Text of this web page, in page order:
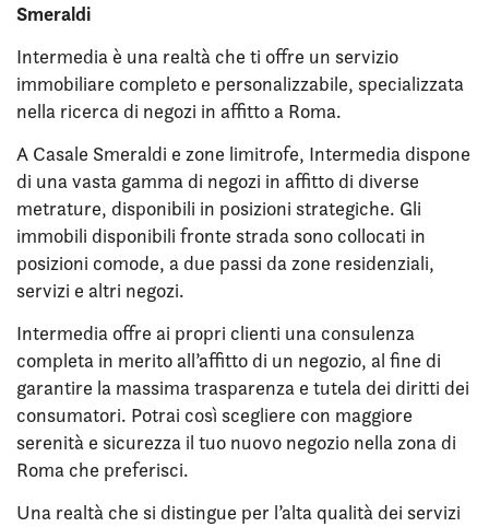
Smeraldi
Intermedia è una realtà che ti offre un servizio
immobiliare completo e personalizzabile, specializzata
nella ricerca di negozi in affitto a Roma.
A Casale Smeraldi e zone limitrofe, Intermedia dispone
di una vasta gamma di negozi in affitto di diverse
metrature, disponibili in posizioni strategiche. Gli
immobili disponibili fronte strada sono collocati in
posizioni comode, a due passi da zone residenziali,
servizi e altri negozi.
Intermedia offre ai propri clienti una consulenza
completa in merito all’affitto di un negozio, al fine di
garantire la massima trasparenza e tutela dei diritti dei
consumatori. Potrai così scegliere con maggiore
serenità e sicurezza il tuo nuovo negozio nella zona di
Roma che preferisci.
Una realtà che si distingue per l’alta qualità dei servizi